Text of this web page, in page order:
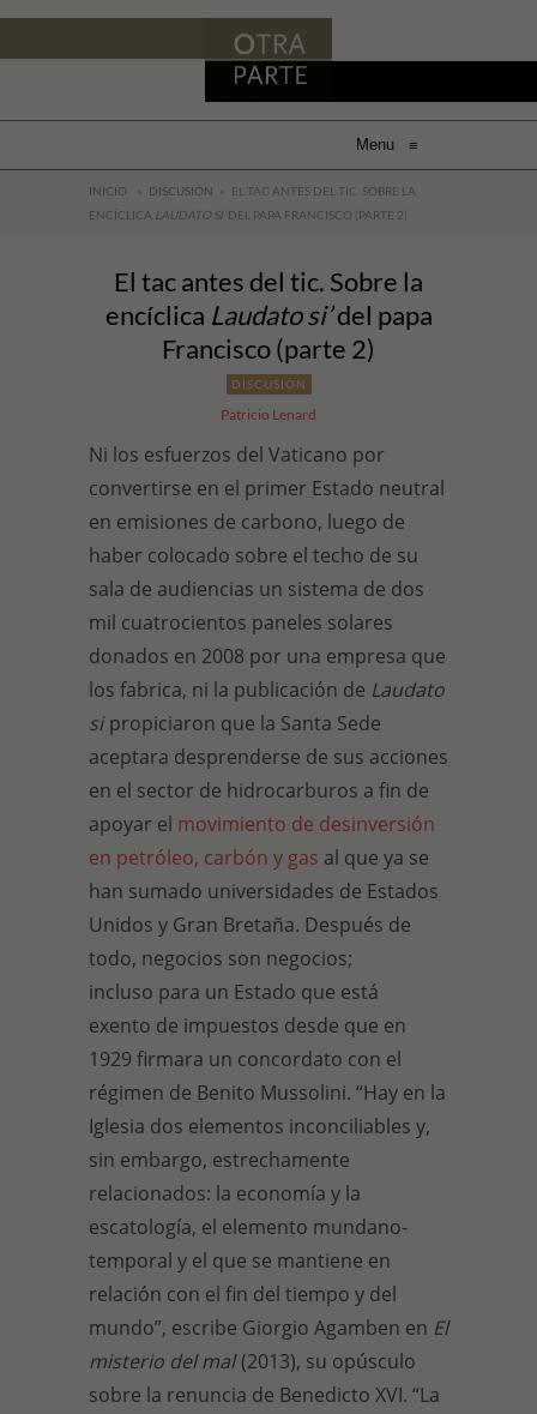
Menu ≡
INICIO » DISCUSIÓN » EL TAC ANTES DEL TIC. SOBRE LA
ENCÍCLICA LAUDATO SI’ DEL PAPA FRANCISCO (PARTE 2)
El tac antes del tic. Sobre la
encíclica Laudato si’del papa
Francisco (parte 2)
DISCUSIÓN
Patricio Lenard
Ni los esfuerzos del Vaticano por
convertirse en el primer Estado neutral
en emisiones de carbono, luego de
haber colocado sobre el techo de su
sala de audiencias un sistema de dos
mil cuatrocientos paneles solares
donados en 2008 por una empresa que
los fabrica, ni la publicación de Laudato
sipropiciaron que la Santa Sede
aceptara desprenderse de sus acciones
en el sector de hidrocarburos a fin de
apoyar el movimiento de desinversión
en petróleo, carbón y gas al que ya se
han sumado universidades de Estados
Unidos y Gran Bretaña. Después de
todo, negocios son negocios;
incluso para un Estado que está
exento de impuestos desde que en
1929 firmara un concordato con el
régimen de Benito Mussolini. “Hay en la
Iglesia dos elementos inconciliables y,
sin embargo, estrechamente
relacionados: la economía y la
escatología, el elemento mundano-
temporal y el que se mantiene en
relación con el fin del tiempo y del
mundo”, escribe Giorgio Agamben en El
misterio del mal(2013), su opúsculo
sobre la renuncia de Benedicto XVI. “La